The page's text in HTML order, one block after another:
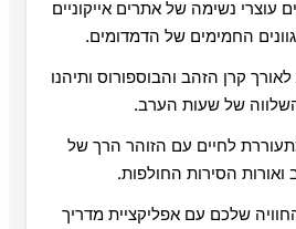
עוצרי נשימה של אתרים אייקוניים
החמימים של הדמדומים.
קרן הזהב והבוספורוס ותיהנו
של שעות הערב.
לחיים עם הזוהר הרך של
ואורות הסירות החולפות.
שלכם עם אפליקציית מדריך